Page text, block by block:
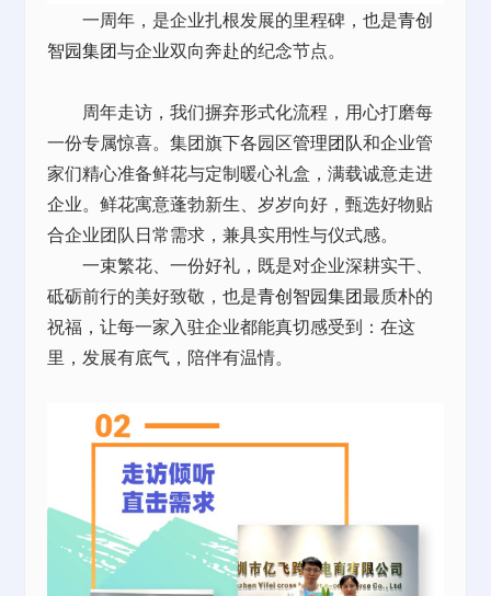
一周年，是企业扎根发展的里程碑，也是青创
智园集团与企业双向奔赴的纪念节点。
周年走访，我们摒弃形式化流程，用心打磨每
一份专属惊喜。集团旗下各园区管理团队和企业管
家们精心准备鲜花与定制暖心礼盒，满载诚意走进
企业。鲜花寓意蓬勃新生、岁岁向好，甄选好物贴
合企业团队日常需求，兼具实用性与仪式感。
一束繁花、一份好礼，既是对企业深耕实干、
砥砺前行的美好致敬，也是青创智园集团最质朴的
祝福，让每一家入驻企业都能真切感受到：在这
里，发展有底气，陪伴有温情。